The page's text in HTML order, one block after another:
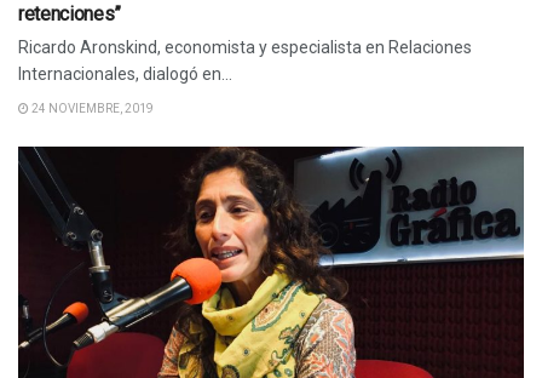
retenciones”
Ricardo Aronskind, economista y especialista en Relaciones
Internacionales, dialogó en...
24 NOVIEMBRE, 2019